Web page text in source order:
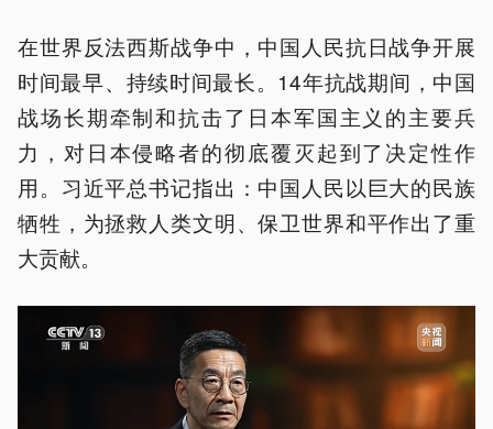
在世界反法西斯战争中，中国人民抗日战争开展
时间最早、持续时间最长。14年抗战期间，中国
战场长期牵制和抗击了日本军国主义的主要兵
力，对日本侵略者的彻底覆灭起到了决定性作
用。习近平总书记指出：中国人民以巨大的民族
牺牲，为拯救人类文明、保卫世界和平作出了重
大贡献。